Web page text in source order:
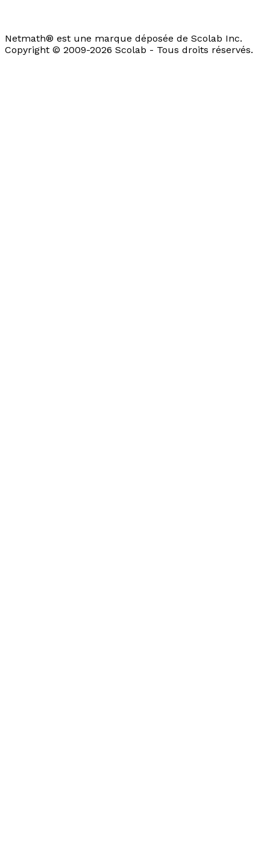
Netmath® est une marque déposée de Scolab Inc.
Copyright © 2009-2026 Scolab - Tous droits réservés.